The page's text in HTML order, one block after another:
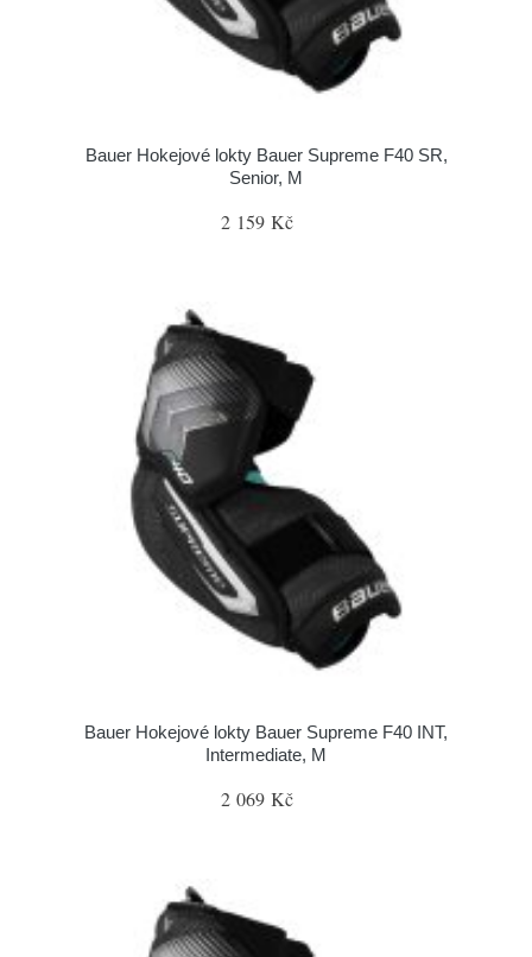
Bauer Hokejové lokty Bauer Supreme F40 SR,
Senior, M
2 159 Kč
Bauer Hokejové lokty Bauer Supreme F40 INT,
Intermediate, M
2 069 Kč